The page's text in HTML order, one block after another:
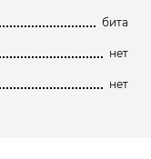
бита
нет
нет